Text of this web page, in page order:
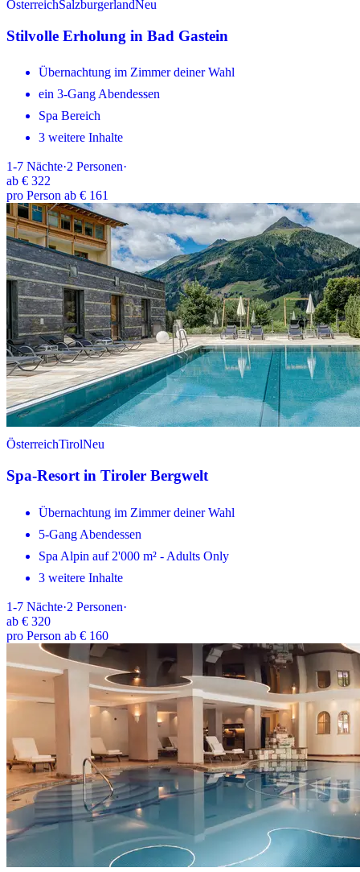
ÖsterreichSalzburgerlandNeu
Stilvolle Erholung in Bad Gastein
Übernachtung im Zimmer deiner Wahl
ein 3-Gang Abendessen
Spa Bereich
3 weitere Inhalte
1-7 Nächte·2 Personen·
ab € 322
pro Person ab € 161
ÖsterreichTirolNeu
Spa-Resort in Tiroler Bergwelt
Übernachtung im Zimmer deiner Wahl
5-Gang Abendessen
Spa Alpin auf 2'000 m² - Adults Only
3 weitere Inhalte
1-7 Nächte·2 Personen·
ab € 320
pro Person ab € 160